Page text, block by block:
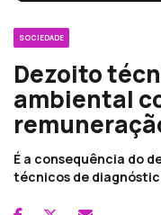
SOCIEDADE
Dezoito
ambiental
É a consequência do
técnicos de